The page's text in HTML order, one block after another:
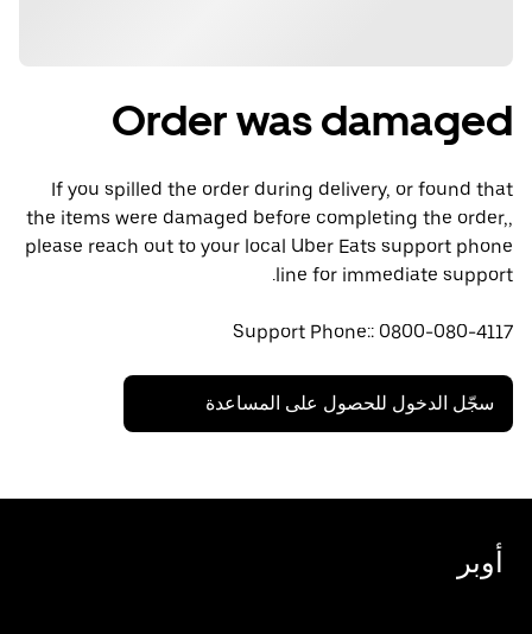
Order was damaged
If you spilled the order during delivery, or found that
the items were damaged before completing the order,,
please reach out to your local Uber Eats support phone
line for immediate support.
Support Phone:: 0800-080-4117
سجّل الدخول للحصول على المساعدة
أوبر